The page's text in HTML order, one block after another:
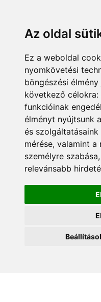
Az oldal
Ez a weboldal
nyomkövetési
böngészési
következő célokra:
funkcióinak
élményt nyújtsunk
és
mérése, valamint
személyre szabása,
relevánsabb
+36 70 380